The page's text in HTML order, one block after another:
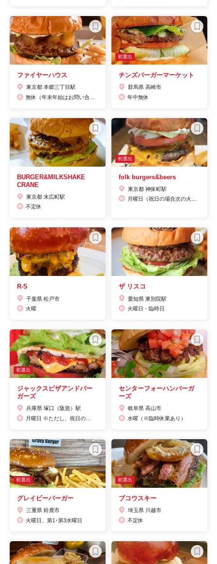
ファイヤーハウス
東京都 本郷三丁目駅
初選出
チンズバーガーマーケット
群馬県 高崎市
年中無休
BURGER&MILKSHAKE
CRANE
東京都 末広町駅
不定休
初選出
folk burgers&beers
東京都 神保町駅
R-S
千葉県 松戸市
火曜
ザ リスコ
愛知県 東別院駅
火曜日・臨時日
初選出
ジャックスピザアンドバー
ガーズ
兵庫県 塚口（阪急）駅
センターフォーハンバーガ
ーズ
岐阜県 高山市
水曜（※臨時休業あり）
初選出
グレイビーバーガー
三重県 鈴鹿市
火曜日、第1･第3水曜日
初選出
ブコウスキー
埼玉県 川越市
不定休